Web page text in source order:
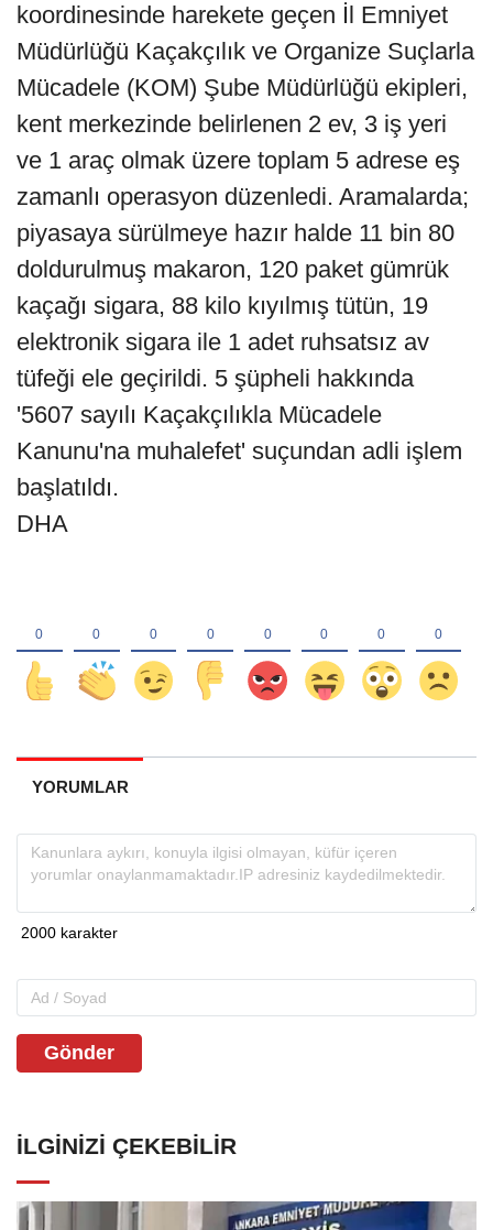
koordinesinde harekete geçen İl Emniyet
Müdürlüğü Kaçakçılık ve Organize Suçlarla
Mücadele (KOM) Şube Müdürlüğü ekipleri,
kent merkezinde belirlenen 2 ev, 3 iş yeri
ve 1 araç olmak üzere toplam 5 adrese eş
zamanlı operasyon düzenledi. Aramalarda;
piyasaya sürülmeye hazır halde 11 bin 80
doldurulmuş makaron, 120 paket gümrük
kaçağı sigara, 88 kilo kıyılmış tütün, 19
elektronik sigara ile 1 adet ruhsatsız av
tüfeği ele geçirildi. 5 şüpheli hakkında
'5607 sayılı Kaçakçılıkla Mücadele
Kanunu'na muhalefet' suçundan adli işlem
başlatıldı.
DHA
YORUMLAR
Gönder
İLGINIZI ÇEKEBILIR